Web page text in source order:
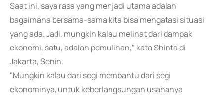
Saat ini, saya rasa yang menjadi utama adalah
bagaimana bersama-sama kita bisa mengatasi situasi
yang ada. Jadi, mungkin kalau melihat dari dampak
ekonomi, satu, adalah pemulihan," kata Shinta di
Jakarta, Senin.
"Mungkin kalau dari segi membantu dari segi
ekonominya, untuk keberlangsungan usahanya